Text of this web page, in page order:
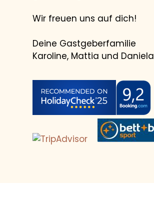
PREIS BERECHNEN
BEST-PREIS-GARANTIE
Wir freuen uns auf dich!
Deine Gastgeberfamilie
Karoline, Mattia und Daniela